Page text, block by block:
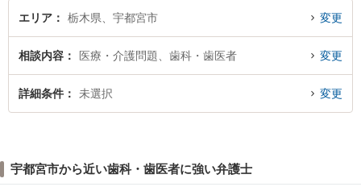
エリア 栃木県、宇都宮市 変更
相談内容 医療・介護問題、歯科・歯医者 変更
詳細条件 未選択 変更
宇都宮市から近い歯科・歯医者に強い弁護士